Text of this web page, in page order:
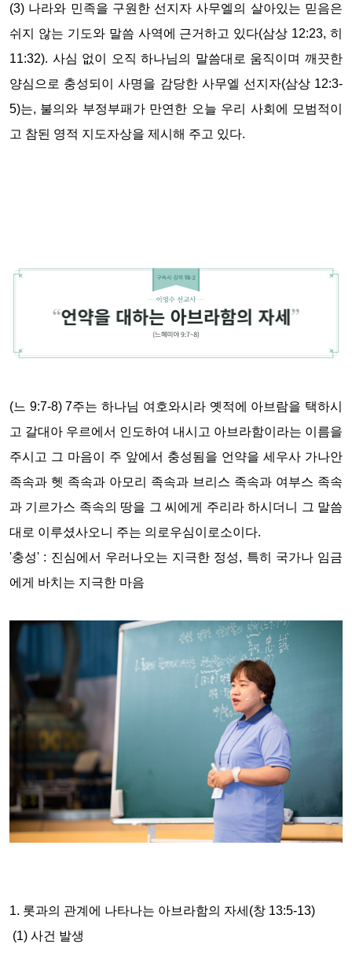
(3) 나라와 민족을 구원한 선지자 사무엘의 살아있는 믿음은
쉬지 않는 기도와 말씀 사역에 근거하고 있다(삼상 12:23, 히
11:32). 사심 없이 오직 하나님의 말씀대로 움직이며 깨끗한
양심으로 충성되이 사명을 감당한 사무엘 선지자(삼상 12:3-
5)는, 불의와 부정부패가 만연한 오늘 우리 사회에 모범적이
고 참된 영적 지도자상을 제시해 주고 있다.
(느 9:7-8) 7주는 하나님 여호와시라 옛적에 아브람을 택하시
고 갈대아 우르에서 인도하여 내시고 아브라함이라는 이름을
주시고 그 마음이 주 앞에서 충성됨을 언약을 세우사 가나안
족속과 헷 족속과 아모리 족속과 브리스 족속과 여부스 족속
과 기르가스 족속의 땅을 그 씨에게 주리라 하시더니 그 말씀
대로 이루셨사오니 주는 의로우심이로소이다.
'충성' : 진심에서 우러나오는 지극한 정성, 특히 국가나 임금
에게 바치는 지극한 마음
1. 롯과의 관계에 나타나는 아브라함의 자세(창 13:5-13)
(1) 사건 발생